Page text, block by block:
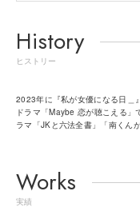
History
ヒストリー
2023年に『私が女優になる日＿
ドラマ「Maybe 恋が聴こえる」
ラマ「JKと六法全書」「南くん
Works
実績